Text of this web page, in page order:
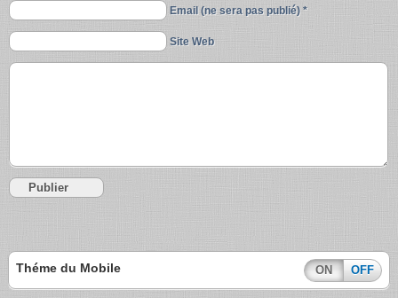
Email (ne sera pas publié) *
Site Web
Théme du Mobile ON OFF